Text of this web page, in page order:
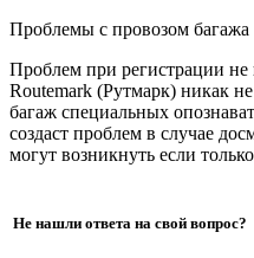
Проблемы с провозом багажа
Проблем при регистрации не
Routemark (Рутмарк) никак
багаж специальных
создаст проблем в случае
могут возникнуть если
Не нашли ответа на свой вопрос?